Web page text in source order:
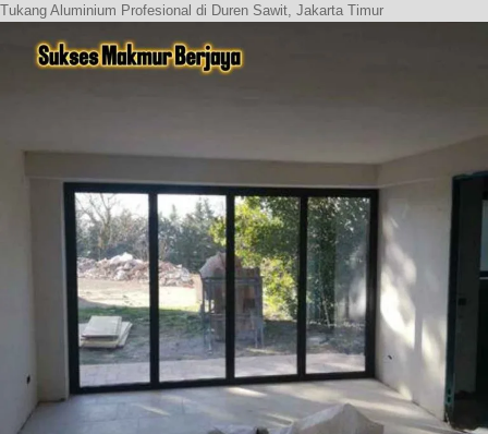
Tukang Aluminium Profesional di Duren Sawit, Jakarta Timur